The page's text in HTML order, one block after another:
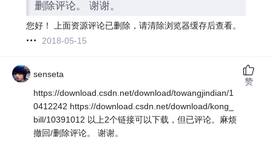
删除评论。 谢谢。
您好！ 上面资源评论已删除，请清除浏览器缓存后查看。
2018-05-15
senseta
https://download.csdn.net/download/towangjindian/1
0412242 https://download.csdn.net/download/kong_
bill/10391012 以上2个链接可以下载，但已评论。麻烦
撤回/删除评论。 谢谢。
赞